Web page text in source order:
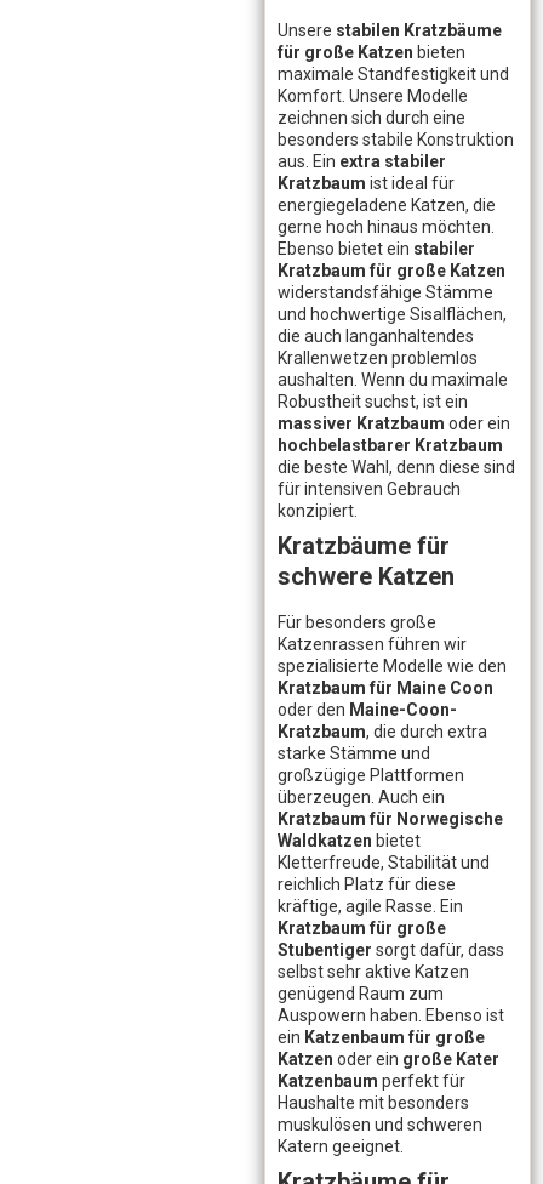
Unsere stabilen Kratzbäume
für große Katzen bieten
maximale Standfestigkeit und
Komfort. Unsere Modelle
zeichnen sich durch eine
besonders stabile Konstruktion
aus. Ein extra stabiler
Kratzbaum ist ideal für
energiegeladene Katzen, die
gerne hoch hinaus möchten.
Ebenso bietet ein stabiler
Kratzbaum für große Katzen
widerstandsfähige Stämme
und hochwertige Sisalflächen,
die auch langanhaltendes
Krallenwetzen problemlos
aushalten. Wenn du maximale
Robustheit suchst, ist ein
massiver Kratzbaum oder ein
hochbelastbarer Kratzbaum
die beste Wahl, denn diese sind
für intensiven Gebrauch
konzipiert.
Kratzbäume für
schwere Katzen
Für besonders große
Katzenrassen führen wir
spezialisierte Modelle wie den
Kratzbaum für Maine Coon
oder den Maine-Coon-
Kratzbaum, die durch extra
starke Stämme und
großzügige Plattformen
überzeugen. Auch ein
Kratzbaum für Norwegische
Waldkatzen bietet
Kletterfreude, Stabilität und
reichlich Platz für diese
kräftige, agile Rasse. Ein
Kratzbaum für große
Stubentiger sorgt dafür, dass
selbst sehr aktive Katzen
genügend Raum zum
Auspowern haben. Ebenso ist
ein Katzenbaum für große
Katzen oder ein große Kater
Katzenbaum perfekt für
Haushalte mit besonders
muskulösen und schweren
Katern geeignet.